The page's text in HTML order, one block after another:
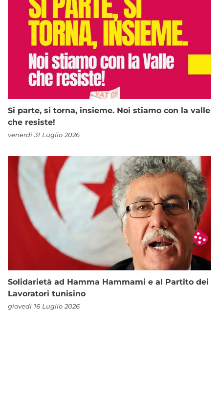
Si parte, si torna, insieme. Noi stiamo con la valle
che resiste!
venerdì 31 Luglio 2026
Solidarietà ad Hamma Hammami e al Partito dei
Lavoratori tunisino
giovedì 16 Luglio 2026